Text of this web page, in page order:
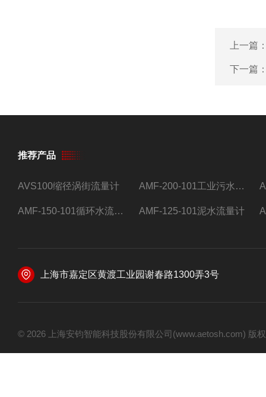
上一篇
下一篇
推荐产品
AVS100缩径涡街流量计 AMF-200-101工业污水流量计
AMF-150-101循环水流量计,电磁流量计 AMF-125-101泥水流量计
上海市嘉定区黄渡工业园谢春路1300弄3号
© 2026 上海安钧智能科技股份有限公司(www.aetosh.com)